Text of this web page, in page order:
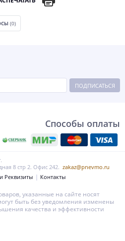
(0)
ПОДПИСАТЬСЯ
Способы оплаты
8 стр 2. Офис 242. zakaz@pnevmo.ru
Реквизиты Контакты
указанные на сайте носят
быть без уведомления изменены
качества и эффективности